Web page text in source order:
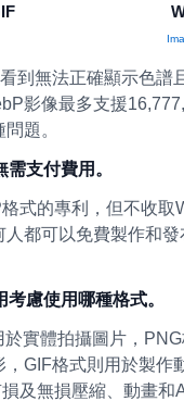
到無法正確顯示色譜
影像最多支援
題。
支付費用。
式的專利，但不收取
人都可以免費製作和
慮使用哪種格式。
實體拍攝圖片，
，GIF格式則用於製作
及無損壓縮、動畫和